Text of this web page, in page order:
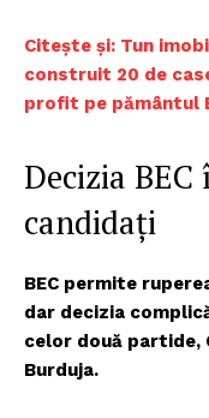
Citește și: Tun
construit 20 de
profit pe pământul
Decizia
candidați
BEC permite
dar decizia
celor două partide,
Burduja.